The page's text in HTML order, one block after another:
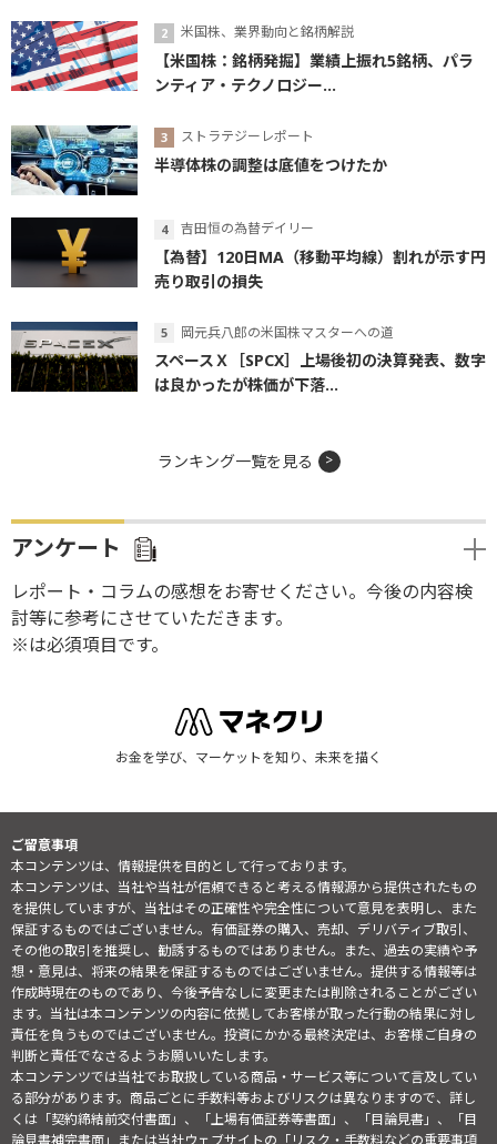
米国株、業界動向と銘柄解説
【米国株：銘柄発掘】業績上振れ5銘柄、パラ
ンティア・テクノロジー...
ストラテジーレポート
半導体株の調整は底値をつけたか
吉田恒の為替デイリー
【為替】120日MA（移動平均線）割れが示す円
売り取引の損失
岡元兵八郎の米国株マスターへの道
スペースＸ［SPCX］上場後初の決算発表、数字
は良かったが株価が下落...
ランキング一覧を見る
アンケート
レポート・コラムの感想をお寄せください。今後の内容検
討等に参考にさせていただきます。
※は必須項目です。
お金を学び、マーケットを知り、未来を描く
ご留意事項
本コンテンツは、情報提供を目的として行っております。
本コンテンツは、当社や当社が信頼できると考える情報源から提供されたもの
を提供していますが、当社はその正確性や完全性について意見を表明し、また
保証するものではございません。有価証券の購入、売却、デリバティブ取引、
その他の取引を推奨し、勧誘するものではありません。また、過去の実績や予
想・意見は、将来の結果を保証するものではございません。提供する情報等は
作成時現在のものであり、今後予告なしに変更または削除されることがござい
ます。当社は本コンテンツの内容に依拠してお客様が取った行動の結果に対し
責任を負うものではございません。投資にかかる最終決定は、お客様ご自身の
判断と責任でなさるようお願いいたします。
本コンテンツでは当社でお取扱している商品・サービス等について言及してい
る部分があります。商品ごとに手数料等およびリスクは異なりますので、詳し
くは「契約締結前交付書面」、「上場有価証券等書面」、「目論見書」、「目